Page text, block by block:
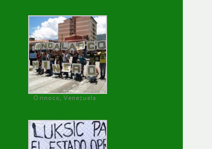
Orinoco, Venezuela